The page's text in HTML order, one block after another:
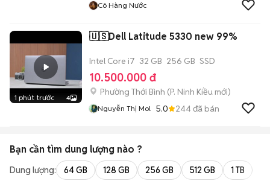
Cô Hàng Nước
1 phút trước 4
🇺🇸Dell Latitude 5330 new 99%
Intel Core i7 32 GB 256 GB SSD
10.500.000 đ
Phường Thới Bình (P. Ninh Kiều mới)
Nguyễn Thị Mol 5.0 244đã bán
Bạn cần tìm dung lượng nào ?
Dung lượng: 64 GB 128 GB 256 GB 512 GB 1 TB